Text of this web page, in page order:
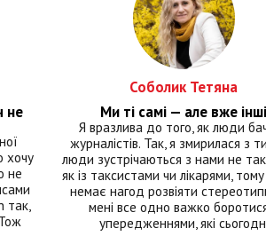
не
хочу
не
так,
Соболик Тетяна
Ми ті самі — але вже інші
Я вразлива до того, як люди
журналістів. Так, я змирилася з
люди зустрічаються з нами не
як із таксистами чи лікарями, тому
немає нагод розвіяти
мені все одно важко
упередженнями, які